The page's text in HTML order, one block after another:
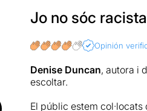
conflicto escénico no se
convierte en algo mayor.
El elenco (Dani Arrebola,
trabajo, consiguiendo
respuestas,
darle un gran interés a la
Jo no sóc
Opinión
Denise Duncan, autora i
escoltar.
El públic estem col·locats